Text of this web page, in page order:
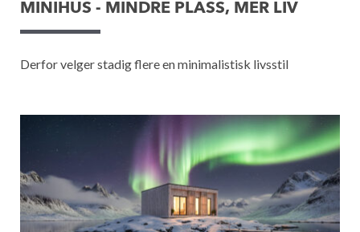
MINIHUS - MINDRE PLASS, MER LIV
Derfor velger stadig flere en minimalistisk livsstil